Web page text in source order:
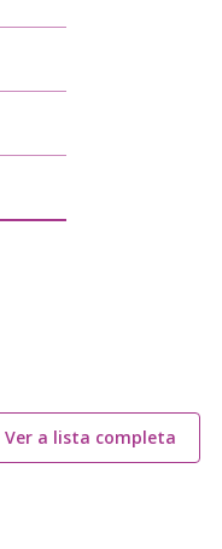
Ver a lista completa